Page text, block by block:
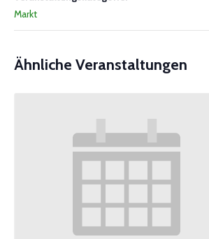
Markt
Ähnliche Veranstaltungen